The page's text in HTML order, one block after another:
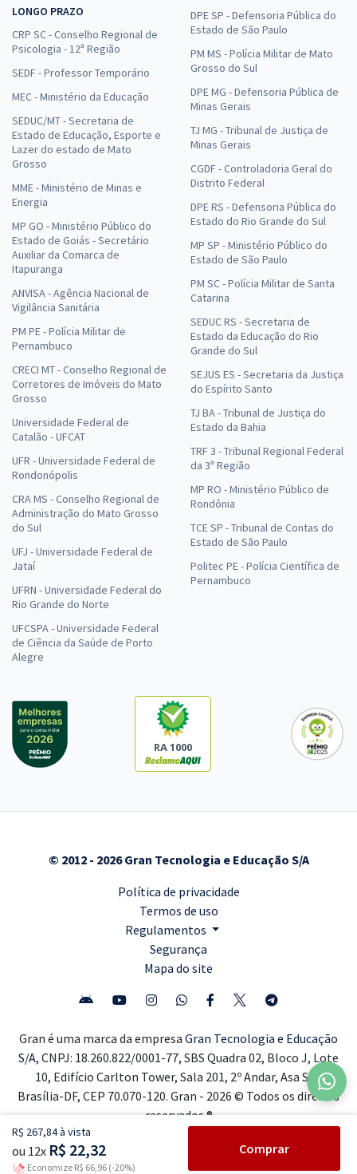
R$ 267,84 à vista
ou 12x R$ 22,32
Economize R$ 66,96 (-20%)
Comprar
LONGO PRAZO
CRP SC - Conselho Regional de
Psicologia - 12ª Região
SEDF - Professor Temporário
MEC - Ministério da Educação
SEDUC/MT - Secretaria de
Estado de Educação, Esporte e
Lazer do estado de Mato
Grosso
MME - Ministério de Minas e
Energia
MP GO - Ministério Público do
Estado de Goiás - Secretário
Auxiliar da Comarca de
Itapuranga
ANVISA - Agência Nacional de
Vigilância Sanitária
PM PE - Polícia Militar de
Pernambuco
CRECI MT - Conselho Regional de
Corretores de Imóveis do Mato
Grosso
Universidade Federal de
Catalão - UFCAT
UFR - Universidade Federal de
Rondonópolis
CRA MS - Conselho Regional de
Administração do Mato Grosso
do Sul
UFJ - Universidade Federal de
Jataí
UFRN - Universidade Federal do
Rio Grande do Norte
UFCSPA - Universidade Federal
de Ciência da Saúde de Porto
Alegre
DPE SP - Defensoria Pública do
Estado de São Paulo
PM MS - Polícia Militar de Mato
Grosso do Sul
DPE MG - Defensoria Pública de
Minas Gerais
TJ MG - Tribunal de Justiça de
Minas Gerais
CGDF - Controladoria Geral do
Distrito Federal
DPE RS - Defensoria Pública do
Estado do Rio Grande do Sul
MP SP - Ministério Público do
Estado de São Paulo
PM SC - Polícia Militar de Santa
Catarina
SEDUC RS - Secretaria de
Estado da Educação do Rio
Grande do Sul
SEJUS ES - Secretaria da Justiça
do Espírito Santo
TJ BA - Tribunal de Justiça do
Estado da Bahia
TRF 3 - Tribunal Regional Federal
da 3ª Região
MP RO - Ministério Público de
Rondônia
TCE SP - Tribunal de Contas do
Estado de São Paulo
Politec PE - Polícia Científica de
Pernambuco
RA 1000
© 2012 - 2026 Gran Tecnologia e Educação S/A
Política de privacidade
Termos de uso
Regulamentos
Segurança
Mapa do site
Gran é uma marca da empresa Gran Tecnologia e Educação
S/A, CNPJ: 18.260.822/0001-77, SBS Quadra 02, Bloco J, Lote
10, Edifício Carlton Tower, Sala 201, 2º Andar, Asa Sul,
Brasília-DF, CEP 70.070-120. Gran - 2026 © Todos os direitos
reservados ®